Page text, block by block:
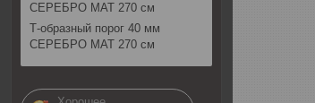
СЕРЕБРО МАТ 270 см
Т-образный порог 40 мм
СЕРЕБРО МАТ 270 см